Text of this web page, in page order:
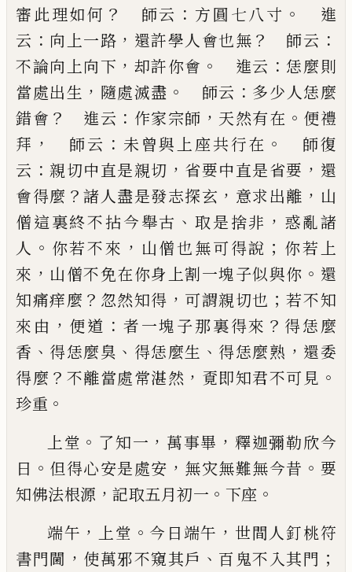
審此理如何 ？ 師云 ： 方圓七八寸 。
進
云 ： 向上一路 ， 還許學人會也無 ？ 師云 ：
不論向上向下 ， 却許你會 。 進云 ： 恁麼則
當處出生 ， 隨處滅盡 。 師云 ： 多少人恁麼
錯會 ？ 進云 ： 作家宗師 ， 天然有在 。 便禮
拜 ， 師云 ： 未曾與上座共行在 。
師復
云 ：親切中直是親切 ， 省要中直是省要 ， 還
會得麼 ？諸人盡是發志探玄 ， 意求出離 ， 山
僧這裏終不拈今舉古 、 取是捨非 ， 惑亂諸
人 。 你若不來 ， 山僧也無可得說 ； 你若上
來 ， 山僧不免在你身上割一塊子似與你 。 還
知痛痒麼 ？ 忽然知得 ， 可謂親切也 ； 若不知
來由 ， 便道 ： 者一塊子那裏得來 ？ 得恁麼
香 、 得恁麼臭 、 得恁麼生 、 得恁麼熟 ， 還委
得麼 ？ 不離當處常湛然 ， 覔即知君不可見 。
珍重 。
上堂 。 了知一 ， 萬事畢 ， 釋迦彌勒欣今
日 。 但得心安是處安 ， 無灾無難無今昔 。 要
知佛法根源 ， 記取五月初一 。 下座 。
端午 ， 上堂 。 今日端午 ， 世間人釘桃符
書門閫 ， 使萬邪不窺其戶 、 百鬼不入其門 ；